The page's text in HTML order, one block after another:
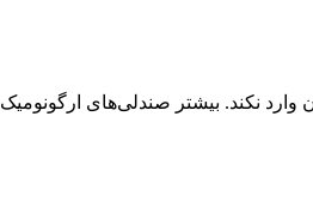
وارد نکند. بیشتر صندلی‌های